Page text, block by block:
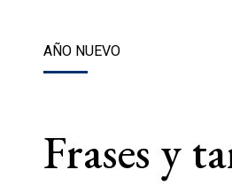
AÑO NUEVO
Frases y